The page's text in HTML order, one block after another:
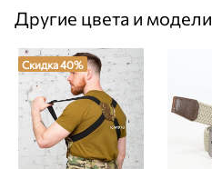
Другие цвета и модели
Скидка 40%